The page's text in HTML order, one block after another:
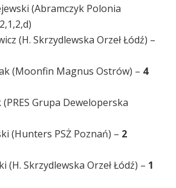
(Abramczyk Polonia
(H. Skrzydlewska Orzeł Łódź) –
(Moonfin Magnus Ostrów) – 4
Grupa Deweloperska
(Hunters PSŻ Poznań) – 2
(H. Skrzydlewska Orzeł Łódź) – 1